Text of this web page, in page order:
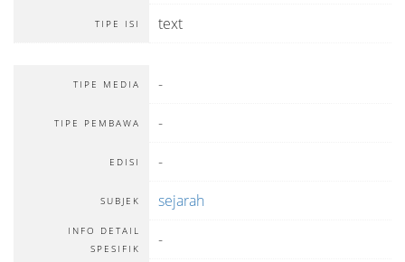
TIPE ISI text
TIPE MEDIA -
TIPE PEMBAWA -
EDISI -
SUBJEK sejarah
INFO DETAIL
SPESIFIK
-